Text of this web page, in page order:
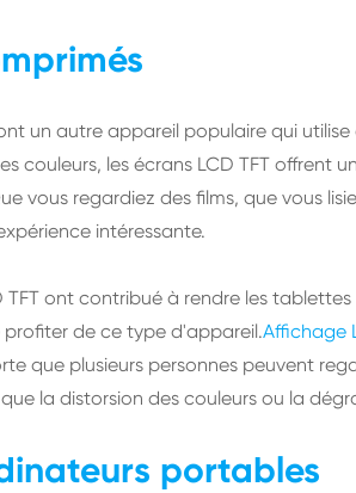
un autre appareil populaire qui
couleurs, les écrans LCD TFT offrent
vous regardiez des films, que vous
intéressante.
TFT ont contribué à rendre les
profiter de ce type d'appareil.Affichage
que plusieurs personnes peuvent
la distorsion des couleurs ou la
portables